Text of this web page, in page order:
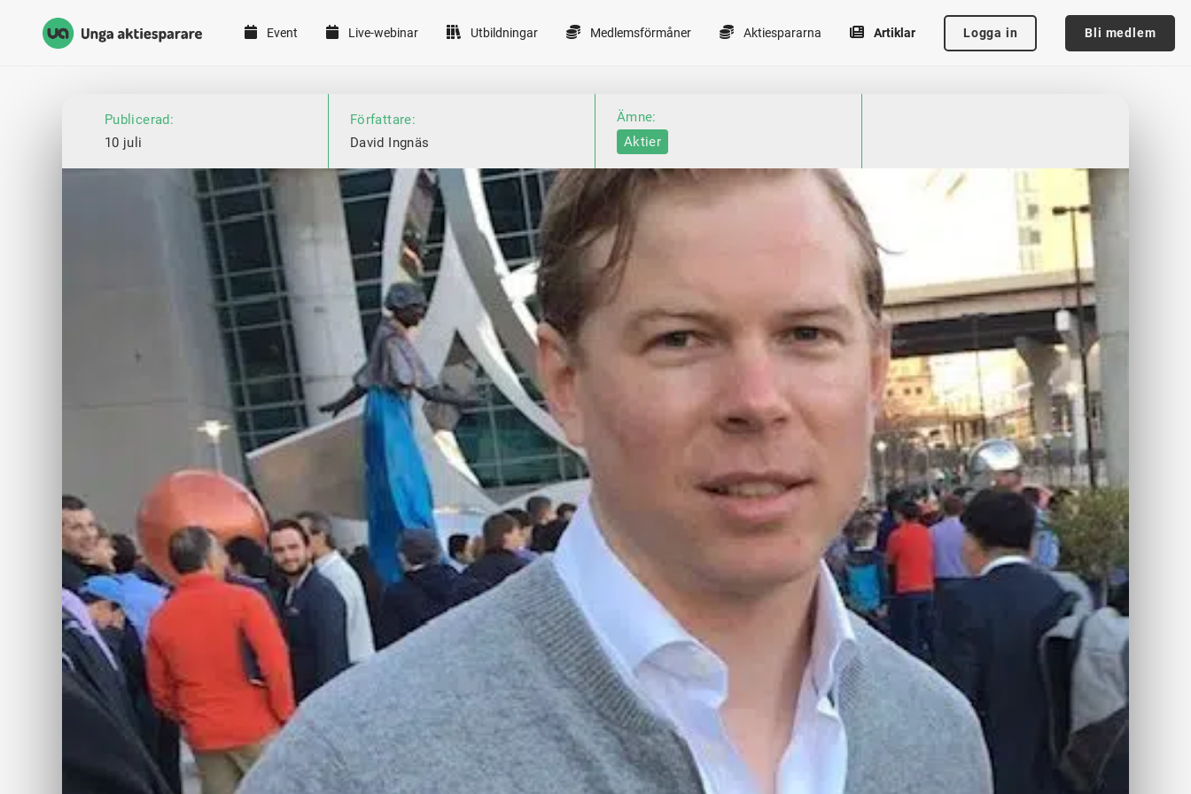
Unga Aktiesparare
Event Live-webinar Utbildningar Medlemsförmåner Aktiespararna Artiklar Logga in Bli medlem
Publicerad:
10 juli
Författare:
David Ingnäs
Ämne:
Aktier